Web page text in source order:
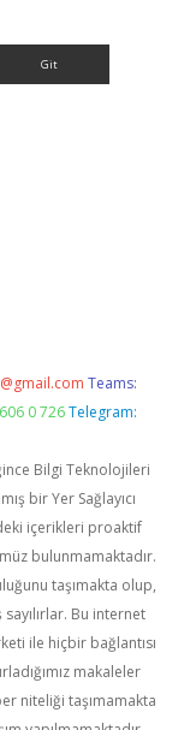
Teams:
0 726 Telegram:
Bilgi Teknolojileri
bir Yer Sağlayıcı
içerikleri proaktif
bulunmamaktadır.
taşımakta olup,
Bu internet
ile hiçbir bağlantısı
makaleler
niteliği taşımamakta